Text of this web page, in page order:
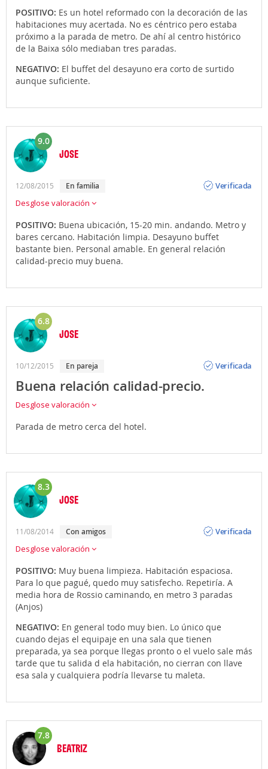
POSITIVO: Es un hotel reformado con la decoración de las
habitaciones muy acertada. No es céntrico pero estaba
próximo a la parada de metro. De ahí al centro histórico
de la Baixa sólo mediaban tres paradas.
NEGATIVO: El buffet del desayuno era corto de surtido
aunque suficiente.
9.0
JOSE
12/08/2015 en familia
Verificada
Desglose valoración
POSITIVO: Buena ubicación, 15-20 min. andando. Metro y
bares cercano. Habitación limpia. Desayuno buffet
bastante bien. Personal amable. En general relación
calidad-precio muy buena.
6.8
JOSE
10/12/2015 en pareja
Verificada
Buena relación calidad-precio.
Desglose valoración
Parada de metro cerca del hotel.
8.3
JOSE
11/08/2014 con amigos
Verificada
Desglose valoración
POSITIVO: Muy buena limpieza. Habitación espaciosa.
Para lo que pagué, quedo muy satisfecho. Repetiría. A
media hora de Rossio caminando, en metro 3 paradas
(Anjos)
NEGATIVO: En general todo muy bien. Lo único que
cuando dejas el equipaje en una sala que tienen
preparada, ya sea porque llegas pronto o el vuelo sale más
tarde que tu salida d ela habitación, no cierran con llave
esa sala y cualquiera podría llevarse tu maleta.
7.8
BEATRIZ